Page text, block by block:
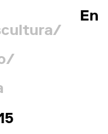
En